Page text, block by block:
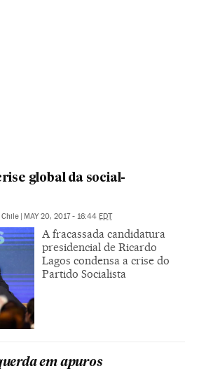
global da social-
| MAY 20, 2017 - 16:44 EDT
A fracassada candidatura
presidencial de Ricardo
Lagos condensa a crise do
Partido Socialista
em apuros